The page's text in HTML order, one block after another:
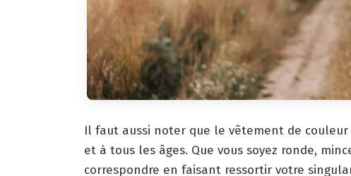
Il faut aussi noter que le vêtement de
et à tous les âges. Que vous soyez ronde,
correspondre en faisant ressortir votre